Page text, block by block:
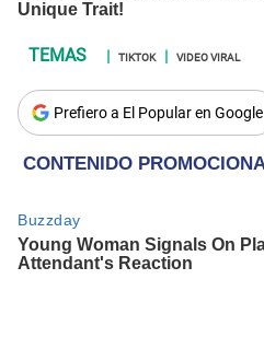
TIKTOK VIDEO VIRAL
Prefiero a El Popular en Google